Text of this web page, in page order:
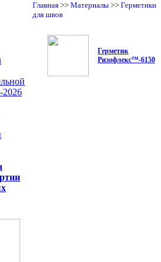
Главная >> Материалы >> Герметики
для швов
Герметик
Ризофлекс™-6150